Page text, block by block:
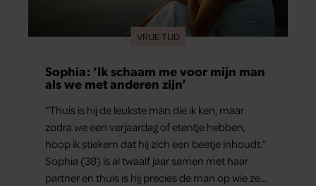
VRIJE TIJD
Sophia: ‘Ik schaam me voor mijn man
als we met anderen zijn’
“Thuis is hij de leukste man die ik ken, maar
zodra we een verjaardag of etentje hebben,
hoop ik stiekem dat hij zich een beetje inhoudt.”
Sophia (38) is al twaalf jaar samen met haar
partner en thuis is hij precies de man op wie ze